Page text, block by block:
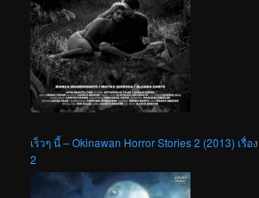
เร็วๆ นี้ – Okinawan Horror Stories 2 (2013) เรื่อ
2